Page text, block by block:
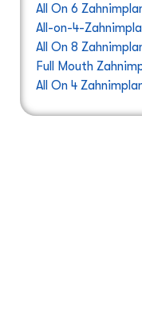
All On 6
All-on-4-
All On 8
Full Mouth
All On 4